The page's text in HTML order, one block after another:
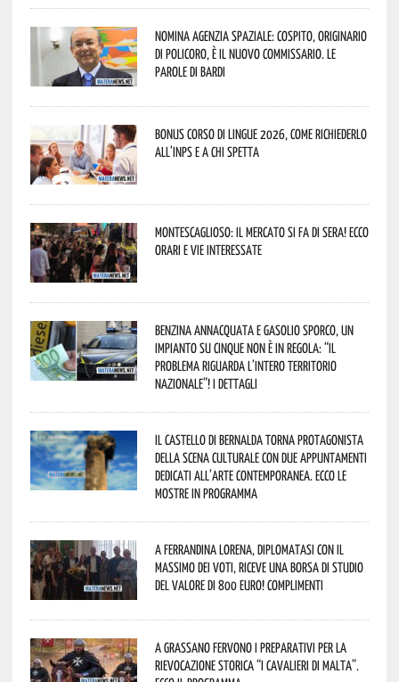
Nomina Agenzia Spaziale: Cospito, originario
di Policoro, è il nuovo commissario. Le
parole di Bardi
Bonus corso di lingue 2026, come richiederlo
all’INPS e a chi spetta
Montescaglioso: il mercato si fa di sera! Ecco
orari e vie interessate
Benzina annacquata e gasolio sporco, un
impianto su cinque non è in regola: “il
problema riguarda l’intero territorio
Nazionale”! I dettagli
Il Castello di Bernalda torna protagonista
della scena culturale con due appuntamenti
dedicati all’arte contemporanea. Ecco le
mostre in programma
A Ferrandina Lorena, diplomatasi con il
massimo dei voti, riceve una borsa di studio
del valore di 800 euro! Complimenti
A Grassano fervono i preparativi per la
Rievocazione Storica “I CAVALIERI DI MALTA”.